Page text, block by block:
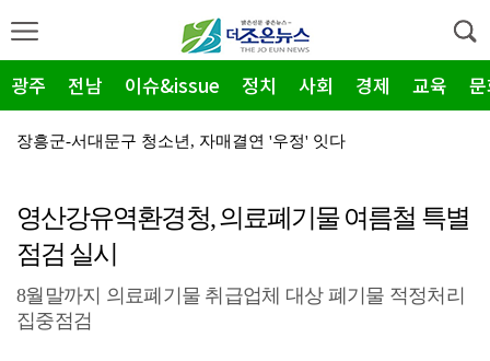
광주 전남 이슈&issue 정치 사회 경제 교육
장흥군-서대문구 청소년, 자매결연 '우정' 잇다
장흥군, 폭염·가뭄 '긴급 대책회의' 개최... "피해…
광주지방보훈청, 백범 김구 150주년: 청렴·적극행정 …
전남광주특별시, 해남 '400MW 태양광' 착공…SK하…
영산강유역환경청, 의료폐기물 여름철 특별
점검 실시
8월말까지 의료폐기물 취급업체 대상 폐기물 적정처리
집중점검